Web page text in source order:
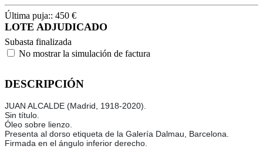
Última puja:: 450 €
LOTE ADJUDICADO
Subasta finalizada
No mostrar la simulación de factura
DESCRIPCIÓN
JUAN ALCALDE (Madrid, 1918-2020).
Sin título.
Óleo sobre lienzo.
Presenta al dorso etiqueta de la Galería Dalmau, Barcelona.
Firmada en el ángulo inferior derecho.